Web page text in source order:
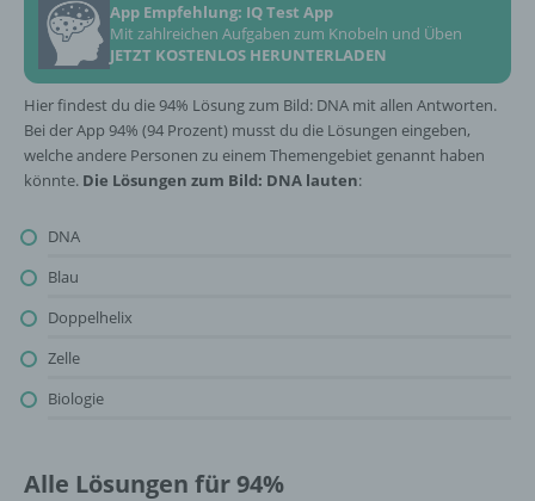
App Empfehlung: IQ Test App
Mit zahlreichen Aufgaben zum Knobeln und Üben
JETZT KOSTENLOS HERUNTERLADEN
Hier findest du die 94% Lösung zum Bild: DNA mit allen Antworten.
Bei der App 94% (94 Prozent) musst du die Lösungen eingeben,
welche andere Personen zu einem Themengebiet genannt haben
könnte. Die Lösungen zum Bild: DNA lauten:
DNA
Blau
Doppelhelix
Zelle
Biologie
Alle Lösungen für 94%